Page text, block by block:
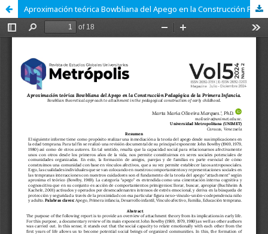
Aproximación teórica Bowbliana del Apego en la Construcción Pedagógica de la Primera Infancia.